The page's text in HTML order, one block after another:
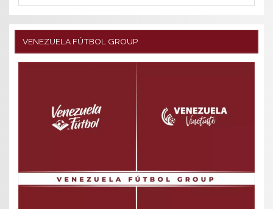
VENEZUELA FÚTBOL GROUP